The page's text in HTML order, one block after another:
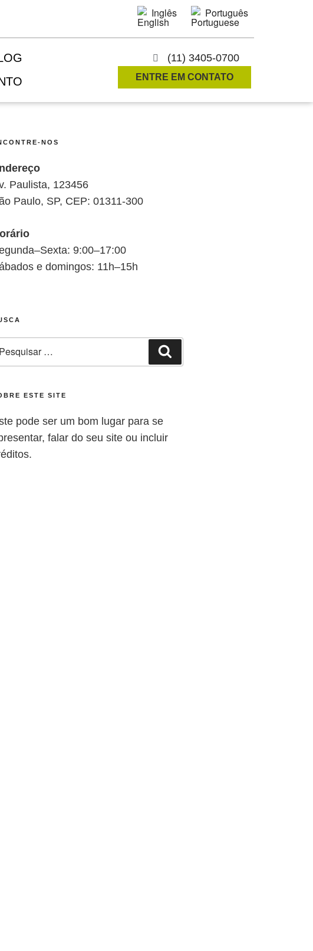
Inglês Português
(11) 3405-0700
ENTRE EM CONTATO
NOS
Paulista, 123456
Paulo, SP, CEP: 01311-300
9:00–17:00
e domingos: 11h–15h
ESTE SITE
pode ser um bom lugar para se
falar do seu site ou incluir